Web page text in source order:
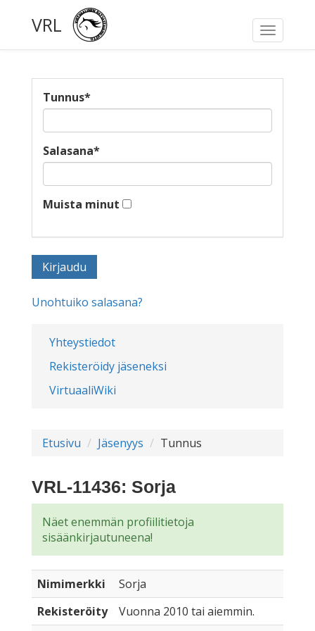
Toggle
VRL
Yhteystiedot
Rekisteröidy jäseneksi
VirtuaaliWiki
Tunnus*
Salasana*
Muista minut
Unohtuiko salasana?
Etusivu Jäsenyys Tunnus
VRL-11436: Sorja
Näet enemmän profiilitietoja
sisäänkirjautuneena!
Nimimerkki
Sorja
Rekisteröity
Vuonna 2010 tai aiemmin.